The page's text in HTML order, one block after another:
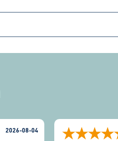
2026-08-04